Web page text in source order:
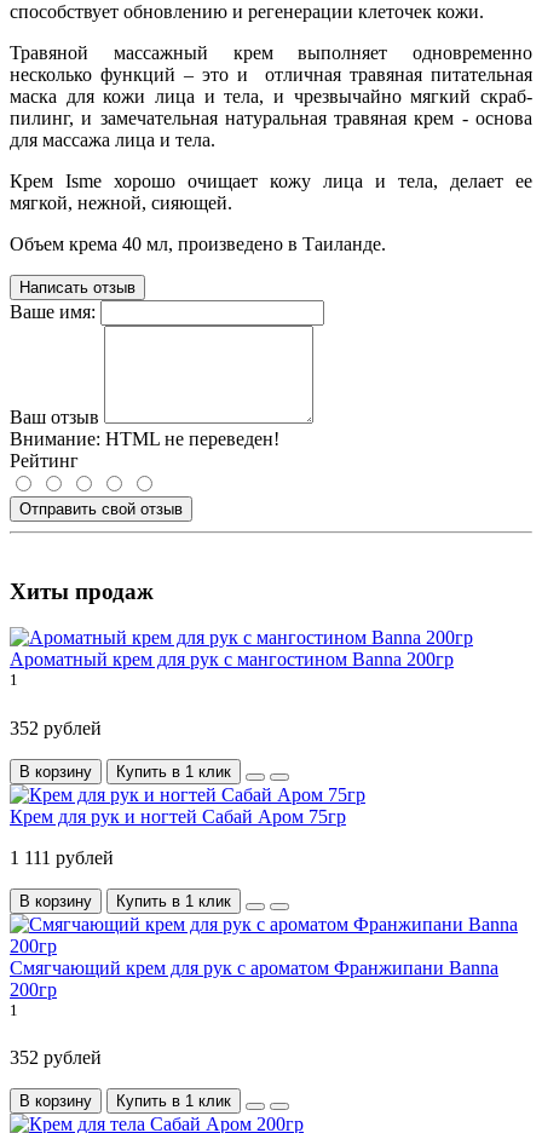
способствует обновлению и регенерации клеточек кожи.
Травяной массажный крем выполняет одновременно
несколько функций – это и отличная травяная питательная
маска для кожи лица и тела, и чрезвычайно мягкий скраб-
пилинг, и замечательная натуральная травяная крем - основа
для массажа лица и тела.
Крем Isme хорошо очищает кожу лица и тела, делает ее
мягкой, нежной, сияющей.
Объем крема 40 мл, произведено в Таиланде.
Написать отзыв
Ваше имя:
Ваш отзыв
Внимание: HTML не переведен!
Рейтинг
Отправить свой отзыв
Хиты продаж
Ароматный крем для рук с мангостином Banna 200гр
1
352 рублей
В корзину Купить в 1 клик
Крем для рук и ногтей Сабай Аром 75гр
1 111 рублей
В корзину Купить в 1 клик
Смягчающий крем для рук с ароматом Франжипани Banna
200гр
1
352 рублей
В корзину Купить в 1 клик